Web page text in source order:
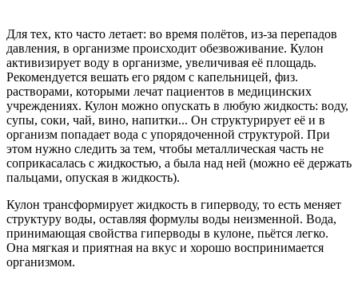
Для тех, кто часто летает: во время полётов, из-за перепадов
давления, в организме происходит обезвоживание. Кулон
активизирует воду в организме, увеличивая её площадь.
Рекомендуется вешать его рядом с капельницей, физ.
растворами, которыми лечат пациентов в медицинских
учреждениях. Кулон можно опускать в любую жидкость: воду,
супы, соки, чай, вино, напитки... Он структурирует её и в
организм попадает вода с упорядоченной структурой. При
этом нужно следить за тем, чтобы металлическая часть не
соприкасалась с жидкостью, а была над ней (можно её держать
пальцами, опуская в жидкость).
Кулон трансформирует жидкость в гиперводу, то есть меняет
структуру воды, оставляя формулы воды неизменной. Вода,
принимающая свойства гиперводы в кулоне, пьётся легко.
Она мягкая и приятная на вкус и хорошо воспринимается
организмом.